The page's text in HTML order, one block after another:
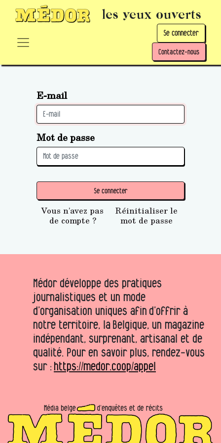
les yeux ouverts
Se connecter
Contactez-nous
E-mail
Mot de passe
Se connecter
Vous n'avez pas
de compte ?
Réinitialiser le
mot de passe
Médor développe des pratiques
journalistiques et un mode
d’organisation uniques afin d’offrir à
notre territoire, la Belgique, un magazine
indépendant, surprenant, artisanal et de
qualité. Pour en savoir plus, rendez-vous
sur : https://medor.coop/appel